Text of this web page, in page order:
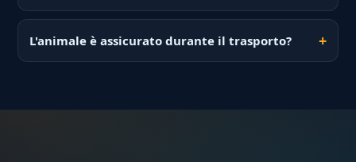
L'animale è assicurato durante il trasporto?